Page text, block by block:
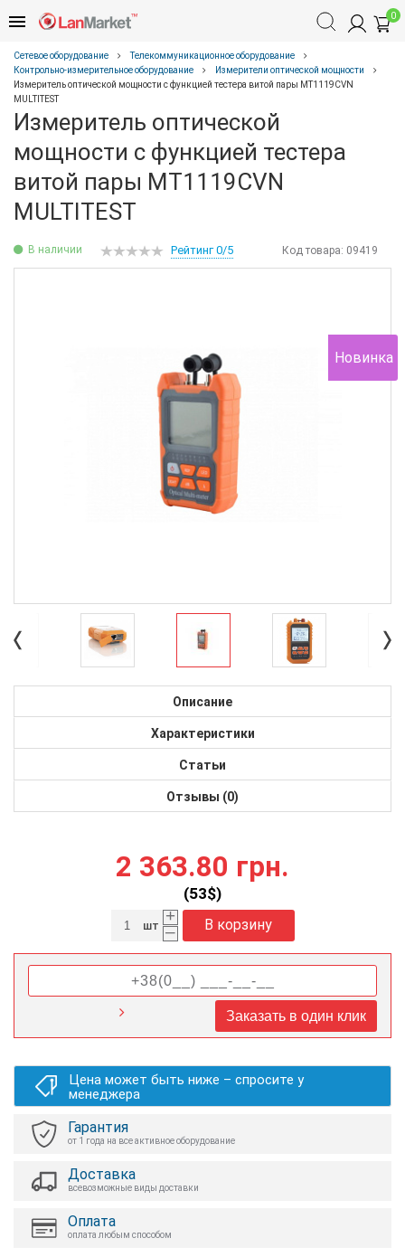
0
Сетевое оборудование
Телекоммуникационное оборудование
Контрольно-измерительное оборудование
Измерители оптической мощности
Измеритель оптической мощности с функцией тестера витой пары MT1119CVN
MULTITEST
Измеритель оптической
мощности с функцией тестера
витой пары MT1119CVN
MULTITEST
В наличии Код товара: 09419
Рейтинг 0/5
Новинка
Описание
Характеристики
Статьи
Отзывы (0)
2 363.80 грн.
(53$)
+
–
В корзину
шт
Заказать в один клик
Цена может быть ниже – спросите у
менеджера
Гарантия
от 1 года на все активное оборудование
Доставка
всевозможные виды доставки
Оплата
оплата любым способом